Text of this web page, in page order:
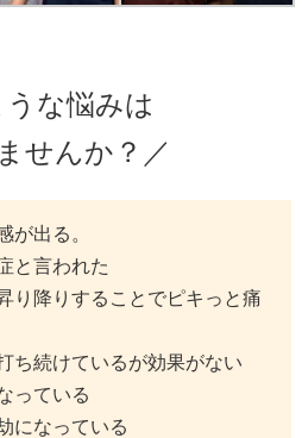
うな悩みは
せんか？／
が出る。
と言われた
り降りすることでピキっと痛
ち続けているが効果がない
っている
になっている